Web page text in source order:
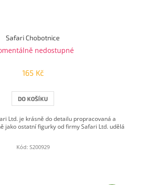
Safari Chobotnice
nedostupné
165 Kč
DO KOŠÍKU
Ltd. je krásně do detailu propracovaná a
jako ostatní figurky od firmy Safari Ltd. udělá
Kód: S200929